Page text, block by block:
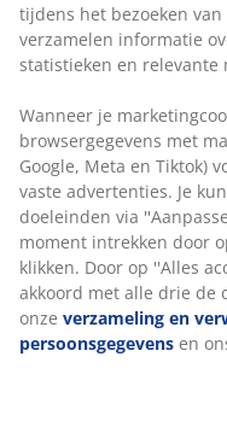
Artikelnummer: 6899573
Specificaties
Beoordelingen
(0)